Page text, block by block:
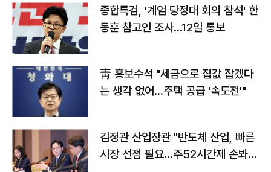
종합특검, '계엄 당정대 회의 참석' 한
동훈 참고인 조사...12일 통보
靑 홍보수석 "세금으로 집값 잡겠다
는 생각 없어…주택 공급 '속도전'"
김정관 산업장관 "반도체 산업, 빠른
시장 선점 필요…주52시간제 손봐